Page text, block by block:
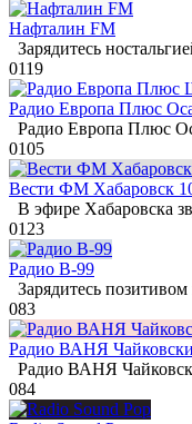
Нафталин FM
Зарядитесь
0119
Радио Европа Плюс
Радио Европа Плюс
0105
Вести ФМ Хабаровск
В эфире Хабаровска
0123
Радио В-99
Зарядитесь
083
Радио ВАНЯ
Радио ВАНЯ
084